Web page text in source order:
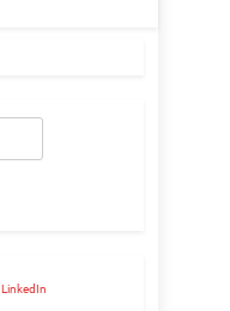
LinkedIn